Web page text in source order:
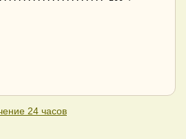
24 часов